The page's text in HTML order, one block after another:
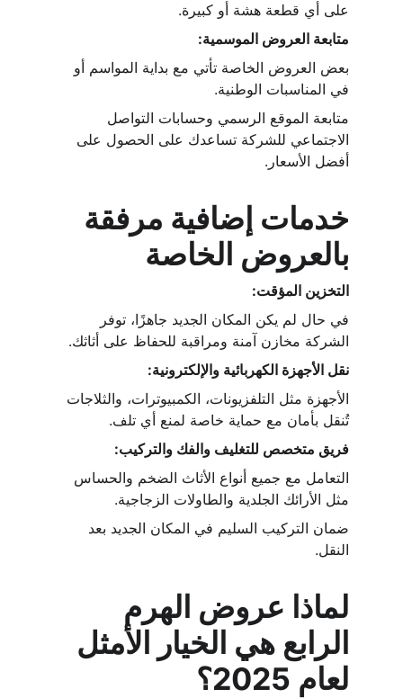
على أي قطعة هشة أو كبيرة.
متابعة العروض الموسمية:
بعض العروض الخاصة تأتي مع بداية المواسم أو
في المناسبات الوطنية.
متابعة الموقع الرسمي وحسابات التواصل
الاجتماعي للشركة تساعدك على الحصول على
أفضل الأسعار.
خدمات إضافية مرفقة
بالعروض الخاصة
التخزين المؤقت:
في حال لم يكن المكان الجديد جاهزًا، توفر
الشركة مخازن آمنة ومراقبة للحفاظ على أثاثك.
نقل الأجهزة الكهربائية والإلكترونية:
الأجهزة مثل التلفزيونات، الكمبيوترات، والثلاجات
تُنقل بأمان مع حماية خاصة لمنع أي تلف.
فريق متخصص للتغليف والفك والتركيب:
التعامل مع جميع أنواع الأثاث الضخم والحساس
مثل الأرائك الجلدية والطاولات الزجاجية.
ضمان التركيب السليم في المكان الجديد بعد
النقل.
لماذا عروض الهرم
الرابع هي الخيار الأمثل
لعام 2025؟